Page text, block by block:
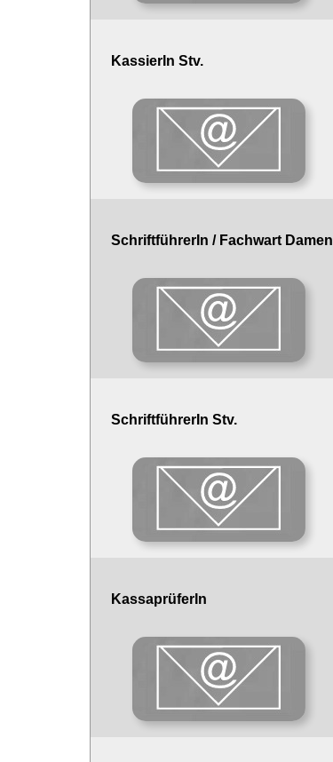
KassierIn Stv.
SchriftführerIn / Fachwart Damen
SchriftführerIn Stv.
KassaprüferIn